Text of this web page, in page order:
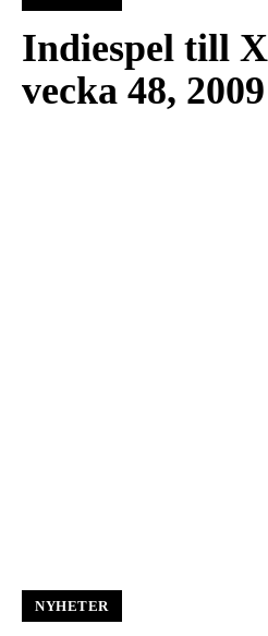
Indiespel till
vecka 48, 2009
NYHETER